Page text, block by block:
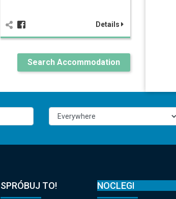
Details
Search Accommodation
SPRÓBUJ TO! NOCLEGI